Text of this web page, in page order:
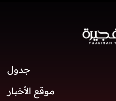
جدول
موقع الأخبار